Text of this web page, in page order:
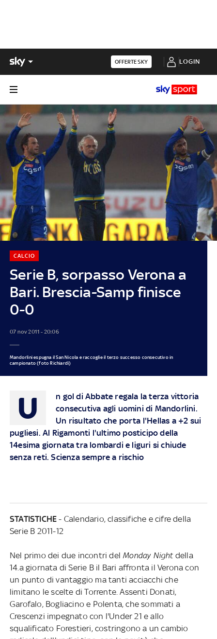
OFFERTE SKY LOGIN
Serie B, sorpasso Verona a
Bari. Brescia-Samp finisce
0-0
CALCIO
07 nov 2011 - 20:06
Mandorlini espugna il San Nicola e raccoglie il terzo successo consecutivo in
campionato (foto Richiardi)
U
n gol di Abbate regala la terza vittoria
consecutiva agli uomini di Mandorlini.
Un risultato che porta l'Hellas a +2 sui
pugliesi. Al Rigamonti l'ultimo posticipo della
14esima giornata tra lombardi e liguri si chiude
senza reti. Scienza sempre a rischio
STATISTICHE - Calendario, classifiche e cifre della
Serie B 2011-12
Nel primo dei due incontri del Monday Nightdella
14.a giornata di Serie B il Bari affronta il Verona con
un punto di vantaggio ma tanti acciacchi che
limitano le scelte di Torrente. Assenti Donati,
Garofalo, Bogliacino e Polenta, che sommati a
Crescenzi impegnato con l'Under 21 e allo
squalificato Forestieri, costringono a un cambio